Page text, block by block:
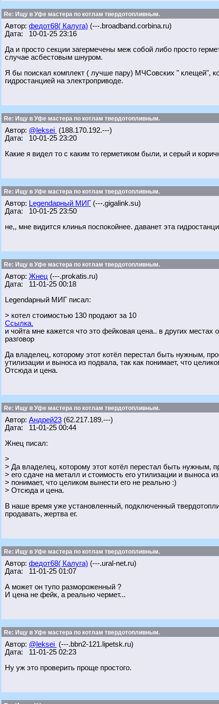
Re: Ищу в Уфе мастера по котлам твердотопливным.
Автор: федот68( Калуга) (---.broadband.corbina.ru)
Дата: 10-01-25 23:16
Да и просто секции загермечены меж собой либо просто
случае асбестовым шнуром.
Я бы поискал комплект ( лучше пару) МЧСовских " клещей",
гидростанцией на электроприводе.
Re: Ищу в Уфе мастера по котлам твердотопливным.
Автор: @leksei (188.170.192.---)
Дата: 10-01-25 23:20
Какие я видел то с каким то герметиком были, и серый и
Re: Ищу в Уфе мастера по котлам твердотопливным.
Автор: Legendарный МИГ (---.gigalink.su)
Дата: 10-01-25 23:50
не,, мне видится клинья поспокойнее. даванет эта
Re: Ищу в Уфе мастера по котлам твердотопливным.
Автор: Жнец (---.prokatis.ru)
Дата: 11-01-25 00:18
Legendарный МИГ писал:
> котел стоимостью 130 продают за 10
Ссылка.
и чойта мне кажется что это фейковая цена.. в других местах
разговор
Да владелец, которому этот котёл перестал быть нужным,
утилизации и выноса из подвала, так как понимает, что
Отсюда и цена.
Re: Ищу в Уфе мастера по котлам твердотопливным.
Автор: Андрей23 (62.217.189.---)
Дата: 11-01-25 00:44
Жнец писал:
>
> Да владелец, которому этот котёл перестал быть нужным,
> его сдаче на металл и стоимость его утилизации и выноса
> понимает, что целиком вынести его не реально :)
> Отсюда и цена.
В наше время уже установленный, подключенный
продавать, жертва ег.
Re: Ищу в Уфе мастера по котлам твердотопливным.
Автор: федот68( Калуга) (---.ural-net.ru)
Дата: 11-01-25 01:07
А может он тупо размороженный ?
И цена не фейк, а реально чермет...
Re: Ищу в Уфе мастера по котлам твердотопливным.
Автор: @leksei (---.bbn2-121.lipetsk.ru)
Дата: 11-01-25 02:23
Ну уж это проверить проще простого.